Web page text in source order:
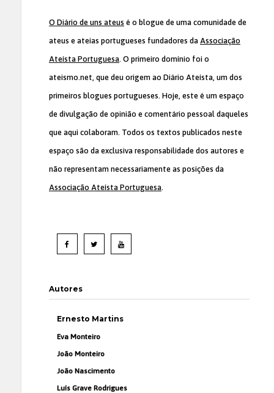
O Diário de uns ateus é o blogue de uma comunidade de
ateus e ateias portugueses fundadores da Associação
Ateísta Portuguesa. O primeiro domínio foi o
ateismo.net, que deu origem ao Diário Ateísta, um dos
primeiros blogues portugueses. Hoje, este é um espaço
de divulgação de opinião e comentário pessoal daqueles
que aqui colaboram. Todos os textos publicados neste
espaço são da exclusiva responsabilidade dos autores e
não representam necessariamente as posições da
Associação Ateísta Portuguesa.
Autores
Ernesto Martins
Eva Monteiro
João Monteiro
João Nascimento
Luís Grave Rodrigues